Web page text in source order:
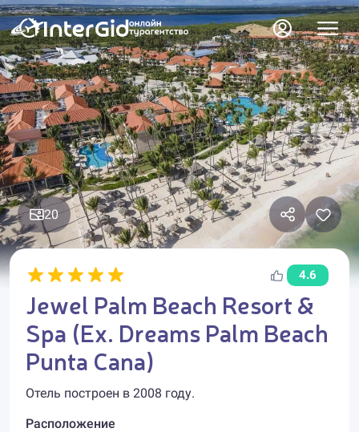
20
4.6
Jewel Palm Beach Resort &
Spa (Ex. Dreams Palm Beach
Punta Cana)
Отель построен в 2008 году.
Расположение